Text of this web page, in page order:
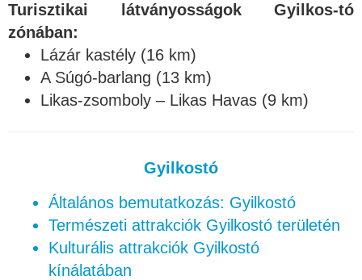
Turisztikai látványosságok Gyilkos-tó
zónában:
Lázár kastély (16 km)
A Súgó-barlang (13 km)
Likas-zsomboly – Likas Havas (9 km)
Gyilkostó
Általános bemutatkozás: Gyilkostó
Természeti attrakciók Gyilkostó területén
Kulturális attrakciók Gyilkostó
kínálatában